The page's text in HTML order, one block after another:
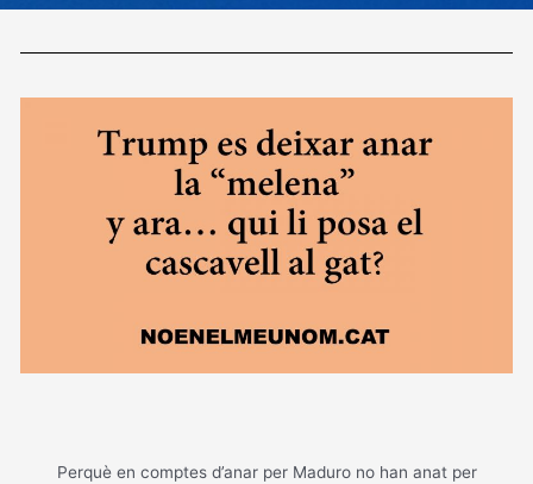
MORTS!
Perquè en comptes d’anar per Maduro no han anat per